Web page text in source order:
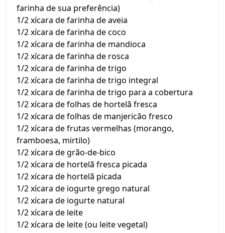
farinha de sua preferência)
1/2 xícara de farinha de aveia
1/2 xícara de farinha de coco
1/2 xícara de farinha de mandioca
1/2 xícara de farinha de rosca
1/2 xícara de farinha de trigo
1/2 xícara de farinha de trigo integral
1/2 xícara de farinha de trigo para a cobertura
1/2 xícara de folhas de hortelã fresca
1/2 xícara de folhas de manjericão fresco
1/2 xícara de frutas vermelhas (morango,
framboesa, mirtilo)
1/2 xícara de grão-de-bico
1/2 xícara de hortelã fresca picada
1/2 xícara de hortelã picada
1/2 xícara de iogurte grego natural
1/2 xícara de iogurte natural
1/2 xícara de leite
1/2 xícara de leite (ou leite vegetal)